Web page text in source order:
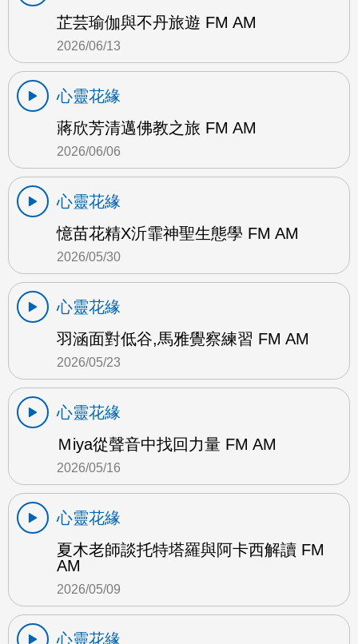
芷芸瑜伽與不丹旅遊 FM AM
2026/06/13
心靈花緣
蔣欣芳清邁佛教之旅 FM AM
2026/06/06
心靈花緣
憶苗花精X沂霏神聖生態學 FM AM
2026/05/30
心靈花緣
羽涵面對低谷,馬雅覺察練習 FM AM
2026/05/23
心靈花緣
Ｍiya從聲音中找回力量 FM AM
2026/05/16
心靈花緣
夏木老師談托特塔羅與阿卡西解讀 FM
AM
2026/05/09
心靈花緣